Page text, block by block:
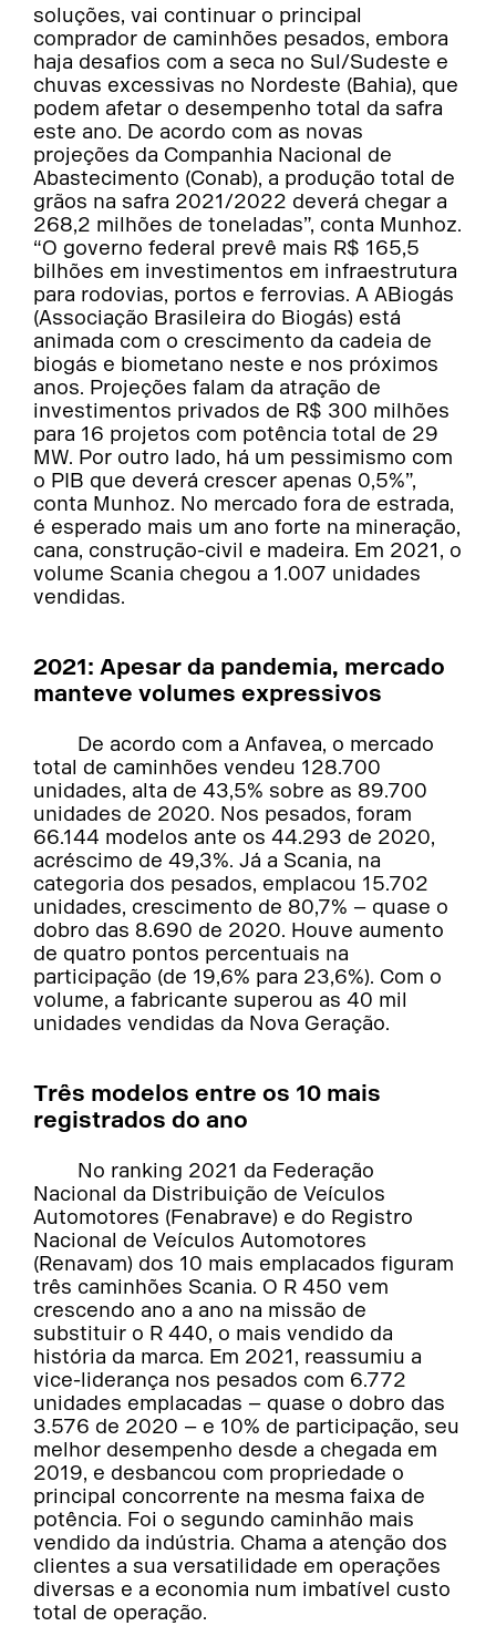
soluções, vai continuar o principal
comprador de caminhões pesados, embora
haja desafios com a seca no Sul/Sudeste e
chuvas excessivas no Nordeste (Bahia), que
podem afetar o desempenho total da safra
este ano. De acordo com as novas
projeções da Companhia Nacional de
Abastecimento (Conab), a produção total de
grãos na safra 2021/2022 deverá chegar a
268,2 milhões de toneladas”, conta Munhoz.
“O governo federal prevê mais R$ 165,5
bilhões em investimentos em infraestrutura
para rodovias, portos e ferrovias. A ABiogás
(Associação Brasileira do Biogás) está
animada com o crescimento da cadeia de
biogás e biometano neste e nos próximos
anos. Projeções falam da atração de
investimentos privados de R$ 300 milhões
para 16 projetos com potência total de 29
MW. Por outro lado, há um pessimismo com
o PIB que deverá crescer apenas 0,5%”,
conta Munhoz. No mercado fora de estrada,
é esperado mais um ano forte na mineração,
cana, construção-civil e madeira. Em 2021, o
volume Scania chegou a 1.007 unidades
vendidas.
2021: Apesar da pandemia, mercado
manteve volumes expressivos
De acordo com a Anfavea, o mercado
total de caminhões vendeu 128.700
unidades, alta de 43,5% sobre as 89.700
unidades de 2020. Nos pesados, foram
66.144 modelos ante os 44.293 de 2020,
acréscimo de 49,3%. Já a Scania, na
categoria dos pesados, emplacou 15.702
unidades, crescimento de 80,7% – quase o
dobro das 8.690 de 2020. Houve aumento
de quatro pontos percentuais na
participação (de 19,6% para 23,6%). Com o
volume, a fabricante superou as 40 mil
unidades vendidas da Nova Geração.
Três modelos entre os 10 mais
registrados do ano
No ranking 2021 da Federação
Nacional da Distribuição de Veículos
Automotores (Fenabrave) e do Registro
Nacional de Veículos Automotores
(Renavam) dos 10 mais emplacados figuram
três caminhões Scania. O R 450 vem
crescendo ano a ano na missão de
substituir o R 440, o mais vendido da
história da marca. Em 2021, reassumiu a
vice-liderança nos pesados com 6.772
unidades emplacadas – quase o dobro das
3.576 de 2020 – e 10% de participação, seu
melhor desempenho desde a chegada em
2019, e desbancou com propriedade o
principal concorrente na mesma faixa de
potência. Foi o segundo caminhão mais
vendido da indústria. Chama a atenção dos
clientes a sua versatilidade em operações
diversas e a economia num imbatível custo
total de operação.